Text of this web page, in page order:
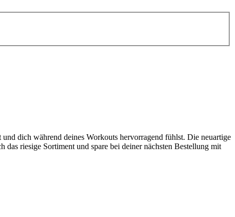
dich während deines Workouts hervorragend fühlst. Die neuartige
riesige Sortiment und spare bei deiner nächsten Bestellung mit